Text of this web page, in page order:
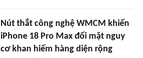
Nút thắt công nghệ WMCM khiến
iPhone 18 Pro Max đối mặt nguy
cơ khan hiếm hàng diện rộng